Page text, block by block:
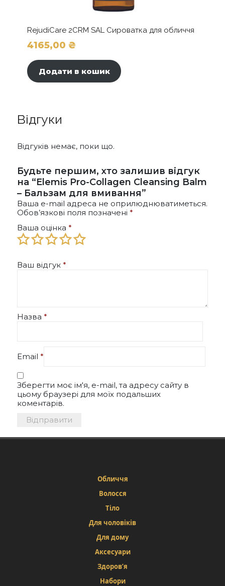
RejudiCare 2CRM SAL Сироватка для обличчя
4165,00 ₴
Додати в кошик
Відгуки
Відгуків немає, поки що.
Будьте першим, хто залишив відгук
на “Elemis Pro-Collagen Cleansing Balm
– Бальзам для вмивання”
Ваша e-mail адреса не оприлюднюватиметься.
Обов’язкові поля позначені *
Ваша оцінка *
Ваш відгук *
Назва *
Email *
Зберегти моє ім'я, e-mail, та адресу сайту в
цьому браузері для моїх подальших
коментарів.
Обличчя
Волосся
Тіло
Для чоловіків
Для дому
Аксесуари
Здоров’я
Набори